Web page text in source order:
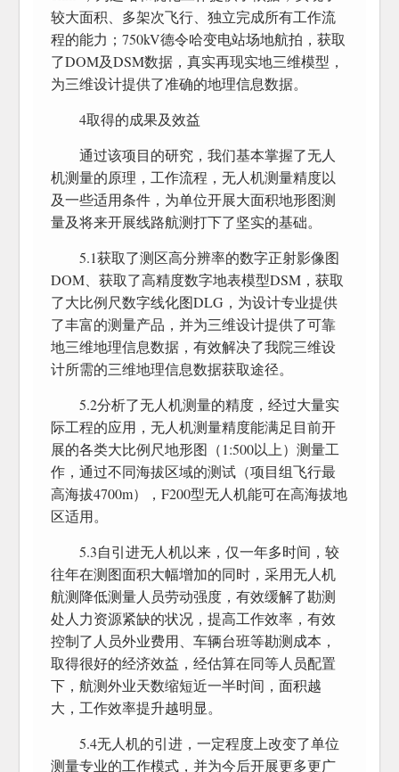
较大面积、多架次飞行、独立完成所有工作流
程的能力；750kV德令哈变电站场地航拍，获取
了DOM及DSM数据，真实再现实地三维模型，
为三维设计提供了准确的地理信息数据。
4取得的成果及效益
通过该项目的研究，我们基本掌握了无人
机测量的原理，工作流程，无人机测量精度以
及一些适用条件，为单位开展大面积地形图测
量及将来开展线路航测打下了坚实的基础。
5.1获取了测区高分辨率的数字正射影像图
DOM、获取了高精度数字地表模型DSM，获取
了大比例尺数字线化图DLG，为设计专业提供
了丰富的测量产品，并为三维设计提供了可靠
地三维地理信息数据，有效解决了我院三维设
计所需的三维地理信息数据获取途径。
5.2分析了无人机测量的精度，经过大量实
际工程的应用，无人机测量精度能满足目前开
展的各类大比例尺地形图（1:500以上）测量工
作，通过不同海拔区域的测试（项目组飞行最
高海拔4700m），F200型无人机能可在高海拔地
区适用。
5.3自引进无人机以来，仅一年多时间，较
往年在测图面积大幅增加的同时，采用无人机
航测降低测量人员劳动强度，有效缓解了勘测
处人力资源紧缺的状况，提高工作效率，有效
控制了人员外业费用、车辆台班等勘测成本，
取得很好的经济效益，经估算在同等人员配置
下，航测外业天数缩短近一半时间，面积越
大，工作效率提升越明显。
5.4无人机的引进，一定程度上改变了单位
测量专业的工作模式，并为今后开展更多更广